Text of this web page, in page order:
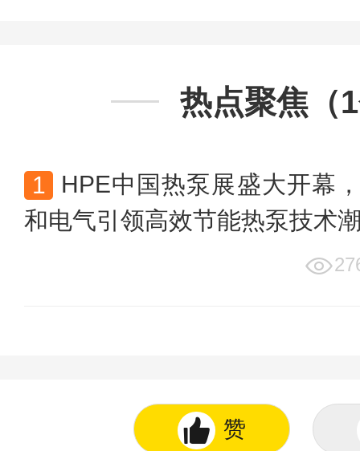
热点聚焦（
HPE中国热泵展盛大开幕
和电气引领高效节能热泵技术
赞